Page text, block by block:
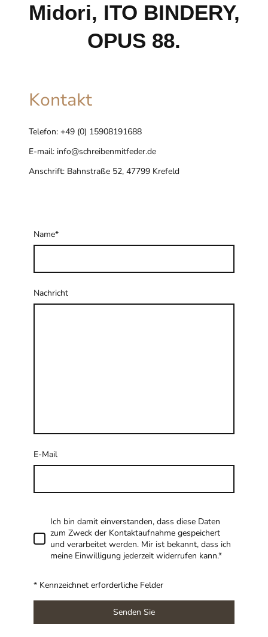
Midori, ITO BINDERY,
OPUS 88.
Kontakt
Telefon: +49 (0) 15908191688
E-mail: info@schreibenmitfeder.de
Anschrift: Bahnstraße 52, 47799 Krefeld
Name*
Nachricht
E-Mail
Ich bin damit einverstanden, dass diese Daten
zum Zweck der Kontaktaufnahme gespeichert
und verarbeitet werden. Mir ist bekannt, dass ich
meine Einwilligung jederzeit widerrufen kann.*
* Kennzeichnet erforderliche Felder
Senden Sie